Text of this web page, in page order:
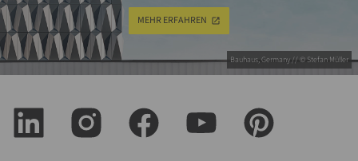
Bauhaus, Germany // © Stefan Müller
MEHR ERFAHREN